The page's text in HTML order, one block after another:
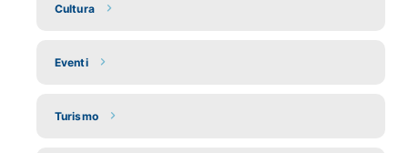
Cultura
Eventi
Turismo